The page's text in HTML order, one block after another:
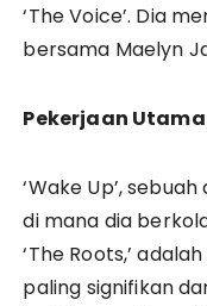
‘The Voice’. Dia
bersama Maelyn
Pekerjaan Utama
‘Wake Up’,
di mana dia
‘The Roots,’
paling signifikan